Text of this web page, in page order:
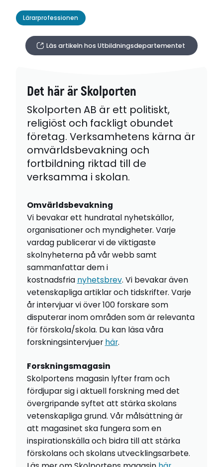
Lärarprofessionen
Läs artikeln hos Utbildningsdepartementet
Det här är Skolporten
Skolporten AB är ett politiskt,
religiöst och fackligt obundet
företag. Verksamhetens kärna är
omvärldsbevakning och
fortbildning riktad till de
verksamma i skolan.
Omvärldsbevakning
Vi bevakar ett hundratal nyhetskällor,
organisationer och myndigheter. Varje
vardag publicerar vi de viktigaste
skolnyheterna på vår webb samt
sammanfattar dem i
kostnadsfria nyhetsbrev. Vi bevakar även
vetenskapliga artiklar och tidskrifter. Varje
år intervjuar vi över 100 forskare som
disputerar inom områden som är relevanta
för förskola/skola. Du kan läsa våra
forskningsintervjuer här.
Forskningsmagasin
Skolportens magasin lyfter fram och
fördjupar sig i aktuell forskning med det
övergripande syftet att stärka skolans
vetenskapliga grund. Vår målsättning är
att magasinet ska fungera som en
inspirationskälla och bidra till att stärka
förskolans och skolans utvecklingsarbete.